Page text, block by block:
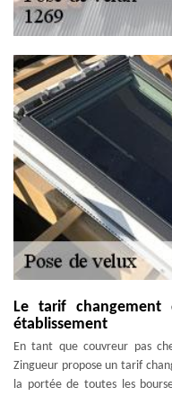
Le tarif
établissement
En tant que couvreur pas
Zingueur propose un tarif
la portée de toutes les